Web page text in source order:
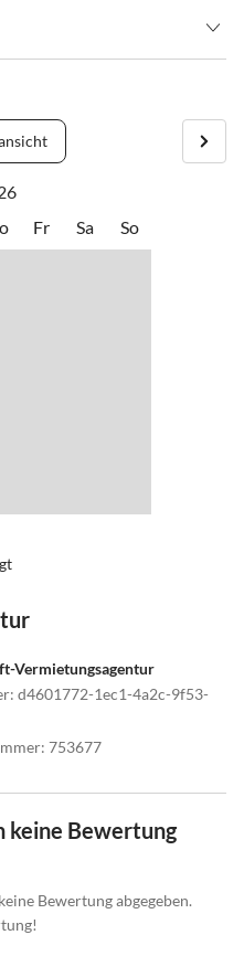
+49 151 16805851). Bitte
vor Ihrer Ankunft
terminiert
für Feiern mit einer größeren
Fr Sa So
Vermietungsagentur
: d4601772-1ec1-4a2c-9f53-
: 753677
keine Bewertung
Bewertung abgegeben.